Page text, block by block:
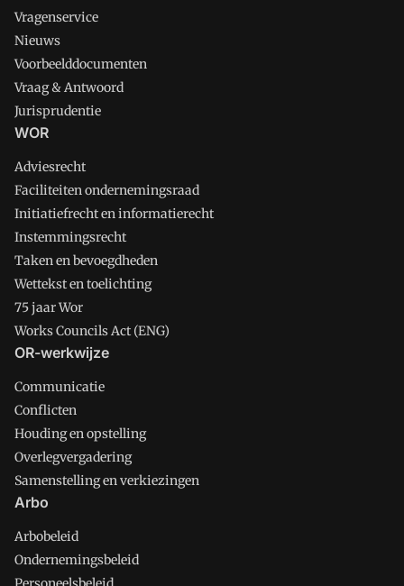
Vragenservice
Nieuws
Voorbeelddocumenten
Vraag & Antwoord
Jurisprudentie
WOR
Adviesrecht
Faciliteiten ondernemingsraad
Initiatiefrecht en informatierecht
Instemmingsrecht
Taken en bevoegdheden
Wettekst en toelichting
75 jaar Wor
Works Councils Act (ENG)
OR-werkwijze
Communicatie
Conflicten
Houding en opstelling
Overlegvergadering
Samenstelling en verkiezingen
Arbo
Arbobeleid
Ondernemingsbeleid